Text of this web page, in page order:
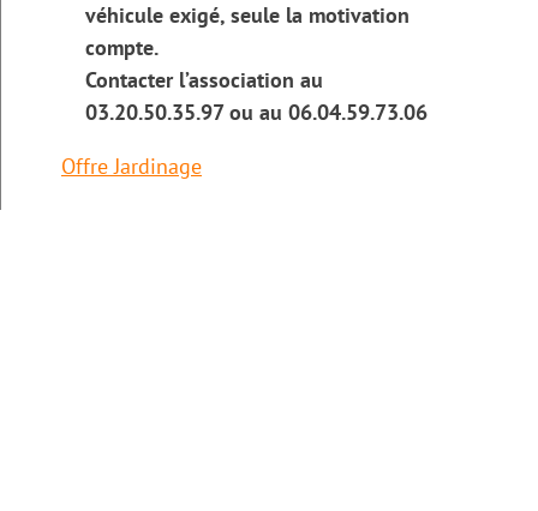
véhicule exigé, seule la motivation
compte.
Contacter l’association au
03.20.50.35.97 ou au 06.04.59.73.06
Navigation
Offre Jardinage